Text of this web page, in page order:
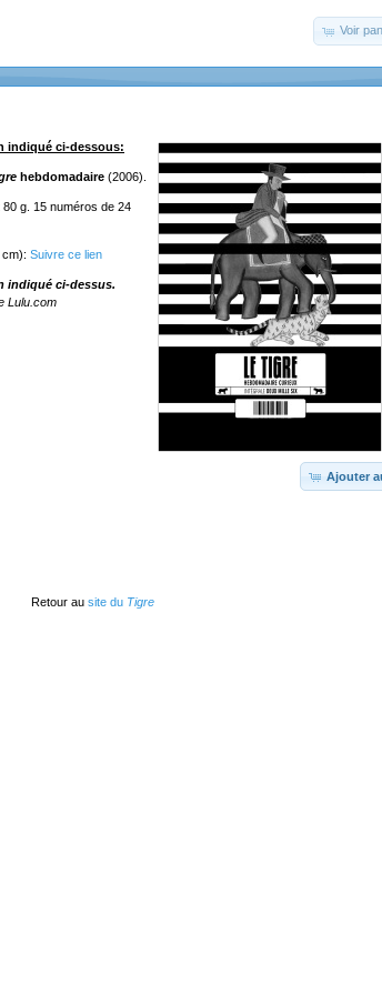
Voir
indiqué ci-dessous:
hebdomadaire (2006).
g. 15 numéros de 24
Suivre ce lien
indiqué ci-dessus.
Lulu.com
Ajouter
Retour au site du Tigre